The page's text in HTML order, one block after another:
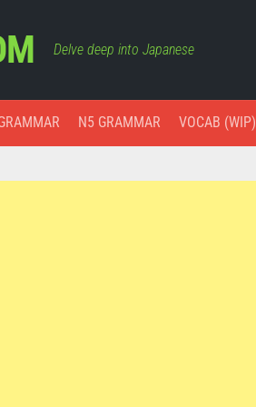
Delve deep into Japanese
N5 GRAMMAR VOCAB (WIP)
ESSENTIAL